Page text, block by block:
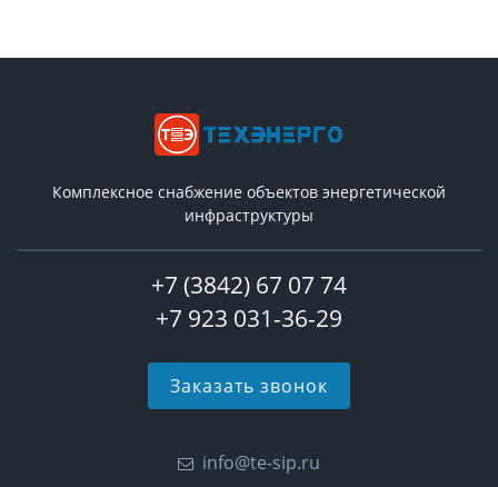
Комплексное снабжение объектов энергетической
инфраструктуры
+7 (3842) 67 07 74
+7 923 031-36-29
Заказать звонок
info@te-sip.ru